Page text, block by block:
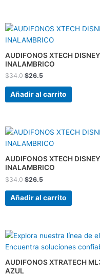
AUDIFONOS XTECH
INALAMBRICO
$34.0
El
original
$34.0.
$26.5
El
precio
actual
$26.5.
Añadir al carrito
AUDIFONOS XTECH
INALAMBRICO
$34.0
El
original
$34.0.
$26.5
El
actual
$26.5.
Añadir al carrito
AUDIFONOS XTRATECH
AZUL
El
precio
original
era:
$15.5.
El
actual
es:
$13.0.